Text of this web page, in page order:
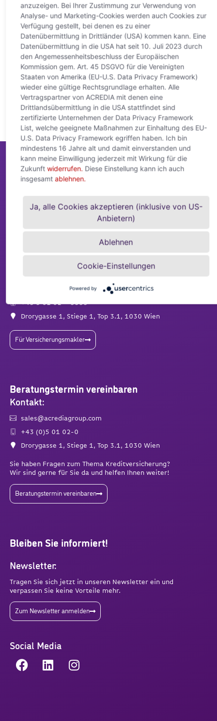
ACREDIAConnect- Ihr Customer
Service
Unser Team unterstützt Sie bei Ihren Anfragen
und ist von Montag bis Donnerstag von 8.00 Uhr
bis 17.00 Uhr und freitags von 8.00 Uhr bis 15.00
Uhr erreichbar.
service@acrediagroup.com
+43 5 01 02 – 5555
Drorygasse 1, Stiege 1, Top 3.1, 1030 Wien
Für Versicherungsmakler
Beratungstermin vereinbaren
Kontakt:
sales@acrediagroup.com
+43 (0)5 01 02-0
Drorygasse 1, Stiege 1, Top 3.1, 1030 Wien
Sie haben Fragen zum Thema Kreditversicherung?
Wir sind gerne für Sie da und helfen Ihnen weiter!
Beratungstermin vereinbaren
Bleiben Sie informiert!
Newsletter:
Tragen Sie sich jetzt in unseren Newsletter ein und
verpassen Sie keine Vorteile mehr.
Zum Newsletter anmelden
Social Media
anzuzeigen. Bei Ihrer Zustimmung zur Verwendung von
Analyse- und Marketing-Cookies werden auch Cookies zur
Verfügung gestellt, bei denen es zu einer
Datenübermittlung in Drittländer (USA) kommen kann. Eine
Datenübermittlung in die USA hat seit 10. Juli 2023 durch
den Angemessenheitsbeschluss der Europäischen
Kommission gem. Art. 45 DSGVO für die Vereinigten
Staaten von Amerika (EU-U.S. Data Privacy Framework)
wieder eine gültige Rechtsgrundlage erhalten. Alle
Vertragspartner von ACREDIA mit denen eine
Drittlandsübermittlung in die USA stattfindet sind
zertifizierte Unternehmen der Data Privacy Framework
List, welche geeignete Maßnahmen zur Einhaltung des EU-
U.S. Data Privacy Framework egriffen haben. Ich bin
mindestens 16 Jahre alt und damit einverstanden und
kann meine Einwilligung jederzeit mit Wirkung für die
Zukunft widerrufen.Diese Einstellung kann ich auch
insgesamt ablehnen.
Ja, alle Cookies akzeptieren (inklusive von US-
Anbietern)
Ablehnen
Cookie-Einstellungen
Powered by